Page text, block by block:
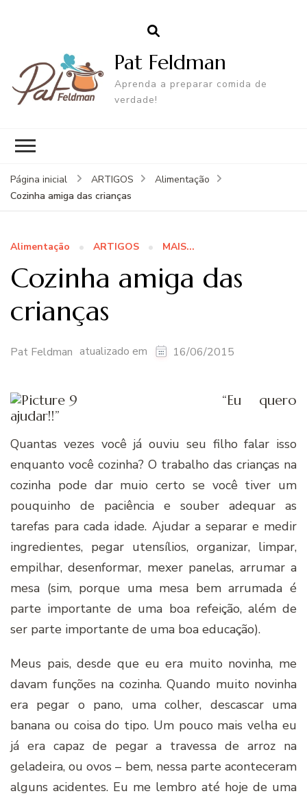
Pat Feldman
Aprenda a preparar comida de
verdade!
Página inicial ARTIGOS
Alimentação
Cozinha amiga das crianças
Alimentação ARTIGOS MAIS...
Cozinha amiga das
crianças
Pat Feldman atualizado em 16/06/2015
“Eu quero
ajudar!!”
Quantas vezes você já ouviu seu filho falar isso
enquanto você cozinha? O trabalho das crianças na
cozinha pode dar muio certo se você tiver um
pouquinho de paciência e souber adequar as
tarefas para cada idade. Ajudar a separar e medir
ingredientes, pegar utensílios, organizar, limpar,
empilhar, desenformar, mexer panelas, arrumar a
mesa (sim, porque uma mesa bem arrumada é
parte importante de uma boa refeição, além de
ser parte importante de uma boa educação).
Meus pais, desde que eu era muito novinha, me
davam funções na cozinha. Quando muito novinha
era pegar o pano, uma colher, descascar uma
banana ou coisa do tipo. Um pouco mais velha eu
já era capaz de pegar a travessa de arroz na
geladeira, ou ovos – bem, nessa parte aconteceram
alguns acidentes. Eu me lembro até hoje de uma